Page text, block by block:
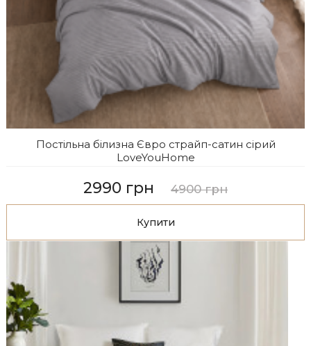
Постільна білизна Євро страйп-сатин сiрий
LoveYouHome
2990 грн 4900 грн
Купити